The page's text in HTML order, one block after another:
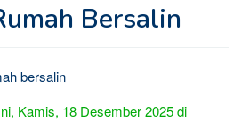
Bersalin
bersalin
Kamis, 18 Desember 2025 di